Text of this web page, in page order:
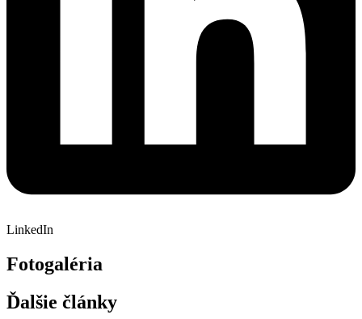
LinkedIn
Fotogaléria
Ďalšie články